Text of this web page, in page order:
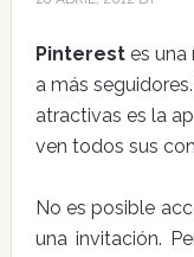
Pinterestes una
a más
atractivas es la
ven todos sus
No es posible
una invitación.